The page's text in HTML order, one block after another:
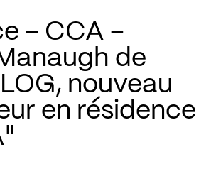
– CCA –
de
nouveau
en résidence